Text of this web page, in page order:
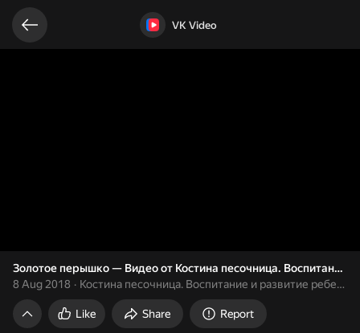
Video opened VK Video
Золотое перышко — Видео от
8 Aug 2018
Костина песочница. Воспитание и развитие ребенка
Like Share Report
Related videos